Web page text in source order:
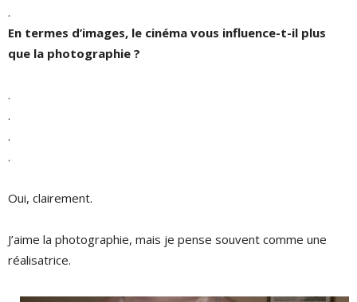
.
En termes d’images, le cinéma vous influence-t-il plus
que la photographie ?
.
.
.
.
Oui, clairement.
J’aime la photographie, mais je pense souvent comme une
réalisatrice.